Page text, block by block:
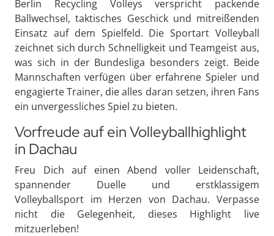
Berlin Recycling Volleys verspricht packende
Ballwechsel, taktisches Geschick und mitreißenden
Einsatz auf dem Spielfeld. Die Sportart Volleyball
zeichnet sich durch Schnelligkeit und Teamgeist aus,
was sich in der Bundesliga besonders zeigt. Beide
Mannschaften verfügen über erfahrene Spieler und
engagierte Trainer, die alles daran setzen, ihren Fans
ein unvergessliches Spiel zu bieten.
Vorfreude auf ein Volleyballhighlight
in Dachau
Freu Dich auf einen Abend voller Leidenschaft,
spannender Duelle und erstklassigem
Volleyballsport im Herzen von Dachau. Verpasse
nicht die Gelegenheit, dieses Highlight live
mitzuerleben!